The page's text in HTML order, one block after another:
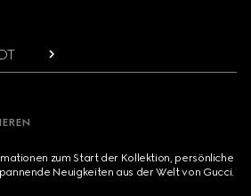
zum Start der Kollektion, persönliche
Neuigkeiten aus der Welt von Gucci.